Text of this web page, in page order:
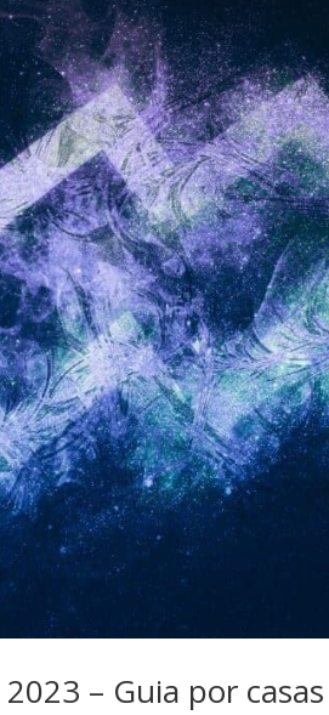
– Guia por casas